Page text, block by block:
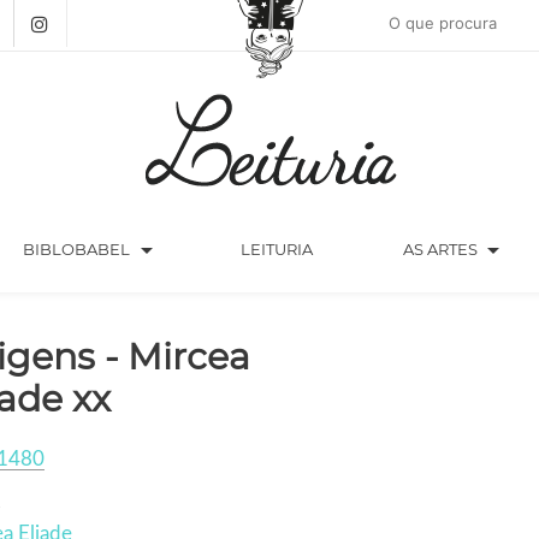
BIBLOBABEL arrow_drop_down LEITURIA AS ARTES arrow_drop_down
- Mircea
xx
Eliade